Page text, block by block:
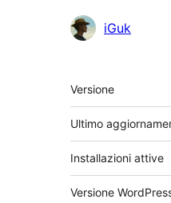
Collaboratori
iGuk
Meta
Versione
Ultimo
Installazioni attive
Versione